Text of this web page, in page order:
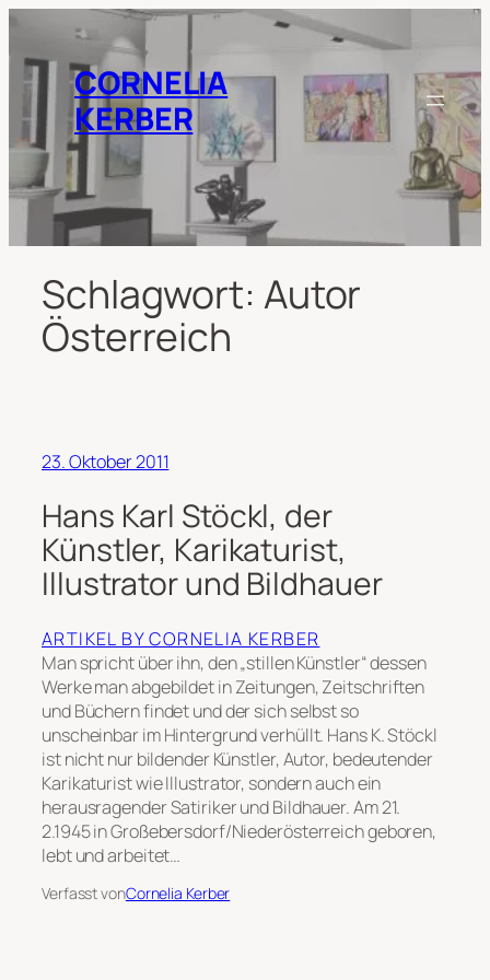
springenCORNELIA
KERBER
Schlagwort: Autor
Österreich
23. Oktober 2011
Hans Karl Stöckl, der
Künstler, Karikaturist,
Illustrator und Bildhauer
ARTIKEL BY CORNELIA KERBER
Man spricht über ihn, den „stillen Künstler“ dessen
Werke man abgebildet in Zeitungen, Zeitschriften
und Büchern findet und der sich selbst so
unscheinbar im Hintergrund verhüllt. Hans K. Stöckl
ist nicht nur bildender Künstler, Autor, bedeutender
Karikaturist wie Illustrator, sondern auch ein
herausragender Satiriker und Bildhauer. Am 21.
2.1945 in Großebersdorf/Niederösterreich geboren,
lebt und arbeitet…
Verfasst vonCornelia Kerber